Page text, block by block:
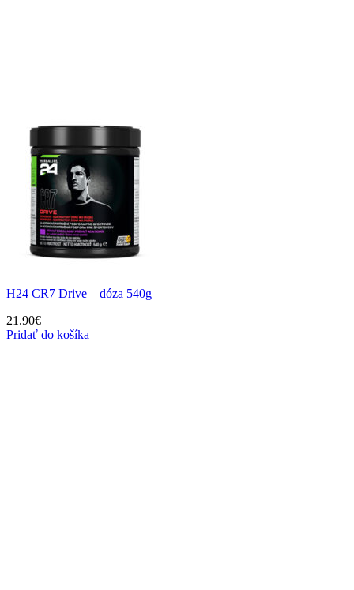
H24 CR7 Drive – dóza 540g
21.90€
Pridať do košíka